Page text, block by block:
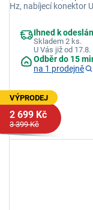
Hz, nabíjecí konektor
Ihned k
Skladem 2 ks.
U Vás již od 17.8.
Odběr do 15
na 1 prodejně
VÝPRODEJ
2 699 Kč
3 399 Kč